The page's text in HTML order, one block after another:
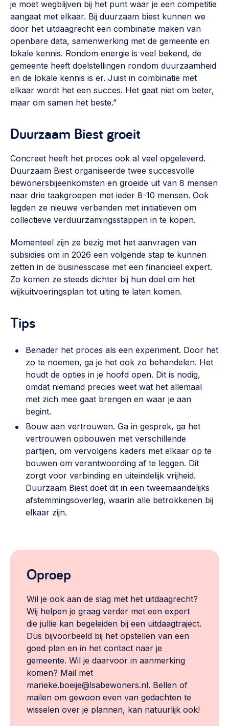
je moet wegblijven bij het punt waar je een competitie
aangaat met elkaar. Bij duurzaam biest kunnen we
door het uitdaagrecht een combinatie maken van
openbare data, samenwerking met de gemeente en
lokale kennis. Rondom energie is veel bekend, de
gemeente heeft doelstellingen rondom duurzaamheid
en de lokale kennis is er. Juist in combinatie met
elkaar wordt het een succes. Het gaat niet om beter,
maar om samen het beste.”
Duurzaam Biest groeit
Concreet heeft het proces ook al veel opgeleverd.
Duurzaam Biest organiseerde twee succesvolle
bewonersbijeenkomsten en groeide uit van 8 mensen
naar drie taakgroepen met ieder 8-10 mensen. Ook
legden ze nieuwe verbanden met initiatieven om
collectieve verduurzamingsstappen in te kopen.
Momenteel zijn ze bezig met het aanvragen van
subsidies om in 2026 een volgende stap te kunnen
zetten in de businesscase met een financieel expert.
Zo komen ze steeds dichter bij hun doel om het
wijkuitvoeringsplan tot uiting te laten komen.
Tips
Benader het proces als een experiment. Door het
zo te noemen, ga je het ook zo behandelen. Het
houdt de opties in je hoofd open. Dit is nodig,
omdat niemand precies weet wat het allemaal
met zich mee gaat brengen en waar je aan
begint.
Bouw aan vertrouwen. Ga in gesprek, ga het
vertrouwen opbouwen met verschillende
partijen, om vervolgens kaders met elkaar op te
bouwen om verantwoording af te leggen. Dit
zorgt voor verbinding en uiteindelijk vrijheid.
Duurzaam Biest doet dit in een tweemaandelijks
afstemmingsoverleg, waarin alle betrokkenen bij
elkaar zijn.
Oproep
Wil je ook aan de slag met het uitdaagrecht?
Wij helpen je graag verder met een expert
die jullie kan begeleiden bij een uitdaagtraject.
Dus bijvoorbeeld bij het opstellen van een
goed plan en in het contact naar je
gemeente. Wil je daarvoor in aanmerking
komen? Mail met
marieke.boeije@lsabewoners.nl. Bellen of
mailen om gewoon even van gedachten te
wisselen over je plannen, kan natuurlijk ook!